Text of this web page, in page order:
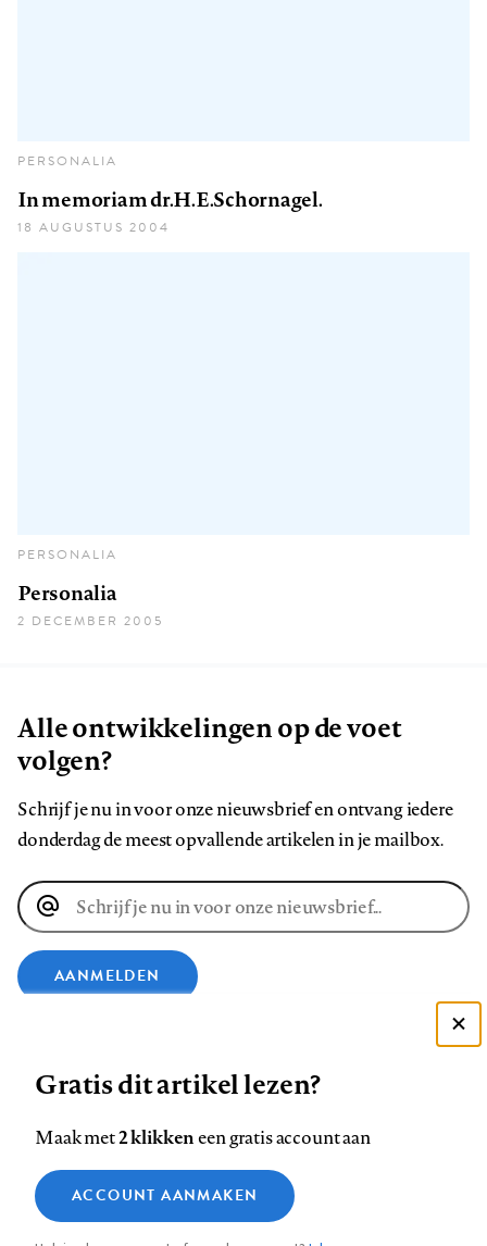
PERSONALIA
In memoriam dr.H.E.Schornagel.
18 AUGUSTUS 2004
PERSONALIA
Personalia
2 DECEMBER 2005
Alle ontwikkelingen op de voet
volgen?
Schrijf je nu in voor onze nieuwsbrief en ontvang iedere
donderdag de meest opvallende artikelen in je mailbox.
E-
mailadres
AANMELDEN
ons
op
Facebook
ons
ons
ons
Instagram
ons
YouTube
ons
Footer
Contact Colofon Disclaimer Privacy
Medische vragen verdienen
betrouwbare antwoorden
Zie onze cookie policy
Analytische cookies
Gratis dit artikel lezen?
Maak met2 klikkeneen gratis account aan
ACCOUNT AANMAKEN